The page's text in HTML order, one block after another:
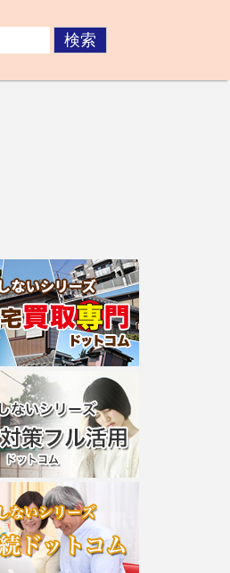
将来が不安な方な